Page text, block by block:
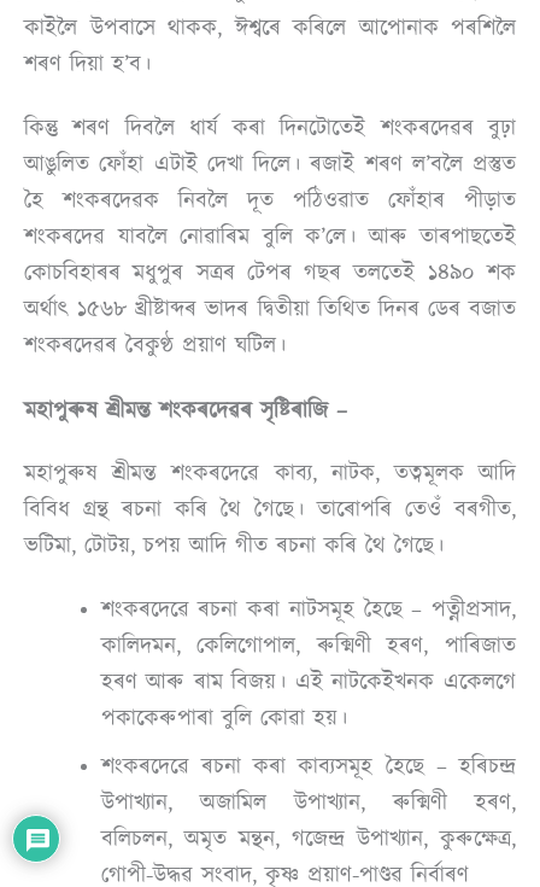
কাইলৈ উপবাসে থাকক, ঈশ্বৰে কৰিলে আপোনাক পৰশিলৈ
শৰণ দিয়া হ’ব।
কিন্তু শৰণ দিবলৈ ধার্য কৰা দিনটোতেই শংকৰদেৱৰ বুঢ়া
আঙুলিত ফোঁহা এটাই দেখা দিলে। ৰজাই শৰণ ল’বলৈ প্ৰস্তুত
হৈ শংকৰদেৱক নিবলৈ দূত পঠিওৱাত ফোঁহাৰ পীড়াত
শংকৰদেৱ যাবলৈ নোৱাৰিম বুলি ক’লে। আৰু তাৰপাছতেই
কোচবিহাৰৰ মধুপুৰ সত্ৰৰ টেপৰ গছৰ তলতেই ১৪৯০ শক
অৰ্থাৎ ১৫৬৮ খ্ৰীষ্টাব্দৰ ভাদৰ দ্বিতীয়া তিথিত দিনৰ ডেৰ বজাত
শংকৰদেৱৰ বৈকুণ্ঠ প্ৰয়াণ ঘটিল।
মহাপুৰুষ শ্ৰীমন্ত শংকৰদেৱৰ সৃষ্টিৰাজি –
মহাপুৰুষ শ্ৰীমন্ত শংকৰদেৱে কাব্য, নাটক, তত্বমূলক আদি
বিবিধ গ্ৰন্থ ৰচনা কৰি থৈ গৈছে। তাৰোপৰি তেওঁ বৰগীত,
ভটিমা, টোটয়, চপয় আদি গীত ৰচনা কৰি থৈ গৈছে।
শংকৰদেৱে ৰচনা কৰা নাটসমূহ হৈছে – পত্নীপ্ৰসাদ,
কালিদমন, কেলিগোপাল, ৰুক্মিণী হৰণ, পাৰিজাত
হৰণ আৰু ৰাম বিজয়। এই নাটকেইখনক একেলগে
পকাকেৰুপাৰা বুলি কোৱা হয়।
শংকৰদেৱে ৰচনা কৰা কাব্যসমূহ হৈছে – হৰিচন্দ্ৰ
উপাখ্যান, অজামিল উপাখ্যান, ৰুক্মিণী হৰণ,
বলিচলন, অমৃত মন্থন, গজেন্দ্ৰ উপাখ্যান, কুৰুক্ষেত্ৰ,
গোপী-উদ্ধৱ সংবাদ, কৃষ্ণ প্ৰয়াণ-পাণ্ডৱ নিৰ্বাৰণ